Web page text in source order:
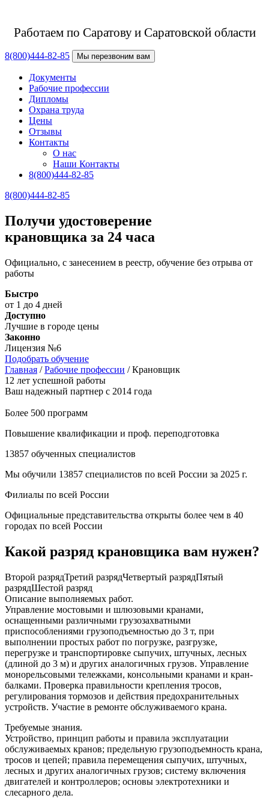
Работаем по Саратовуи Саратовской области
8(800)444-82-85 Мы перезвоним вам
Документы
Рабочие профессии
Дипломы
Охрана труда
Цены
Отзывы
Контакты
О нас
Наши Контакты
8(800)444-82-85
8(800)444-82-85
Получи удостоверение
крановщика за 24 часа
Официально, с занесением в реестр, обучение без отрыва от
работы
Быстро
от 1 до 4 дней
Доступно
Лучшие в городе цены
Законно
Лицензия №6
Подобрать обучение
Главная /Рабочие профессии /Крановщик
12 лет успешной работы
Ваш надежный партнер с 2014 года
Более 500 программ
Повышение квалификации и проф. переподготовка
13857 обученных специалистов
Мы обучили 13857 специалистов по всей России за 2025 г.
Филиалы по всей России
Официальные представительства открыты более чем в 40
городах по всей России
Какой разряд крановщика вам нужен?
Второй разрядТретий разрядЧетвертый разрядПятый
разрядШестой разряд
Описание выполняемых работ.
Управление мостовыми и шлюзовыми кранами,
оснащенными различными грузозахватными
приспособлениями грузоподъемностью до 3 т, при
выполнении простых работ по погрузке, разгрузке,
перегрузке и транспортировке сыпучих, штучных, лесных
(длиной до 3 м) и других аналогичных грузов. Управление
монорельсовыми тележками, консольными кранами и кран-
балками. Проверка правильности крепления тросов,
регулирования тормозов и действия предохранительных
устройств. Участие в ремонте обслуживаемого крана.
Требуемые знания.
Устройство, принцип работы и правила эксплуатации
обслуживаемых кранов; предельную грузоподъемность крана,
тросов и цепей; правила перемещения сыпучих, штучных,
лесных и других аналогичных грузов; систему включения
двигателей и контроллеров; основы электротехники и
слесарного дела.